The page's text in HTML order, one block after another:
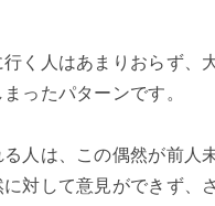
く人はあまりおらず、
ったパターンです。
人は、この偶然が前人
対して意見ができず、